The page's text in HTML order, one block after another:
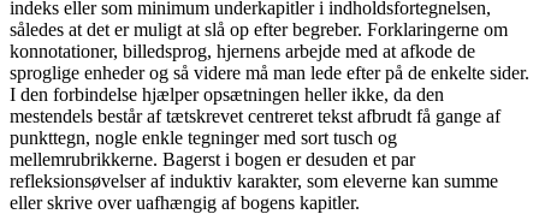
indeks eller som minimum underkapitler i indholdsfortegnelsen,
således at det er muligt at slå op efter begreber. Forklaringerne om
konnotationer, billedsprog, hjernens arbejde med at afkode de
sproglige enheder og så videre må man lede efter på de enkelte sider.
I den forbindelse hjælper opsætningen heller ikke, da den
mestendels består af tætskrevet centreret tekst afbrudt få gange af
punkttegn, nogle enkle tegninger med sort tusch og
mellemrubrikkerne. Bagerst i bogen er desuden et par
refleksionsøvelser af induktiv karakter, som eleverne kan summe
eller skrive over uafhængig af bogens kapitler.